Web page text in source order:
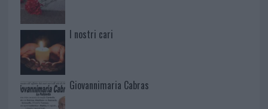
I nostri cari
Giovannimaria Cabras